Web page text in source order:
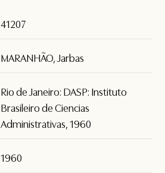
41207
MARANHÃO, Jarbas
Rio de Janeiro: DASP: Instituto
Brasileiro de Ciencias
Administrativas, 1960
1960